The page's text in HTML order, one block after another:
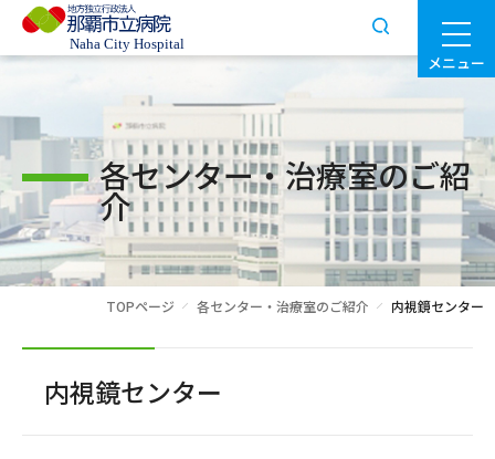
メニュー
各センター・治療室のご紹
介
TOPページ 各センター・治療室のご紹介 内視鏡センター
内視鏡センター